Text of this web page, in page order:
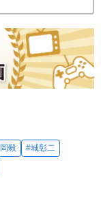
毅
#城彰二